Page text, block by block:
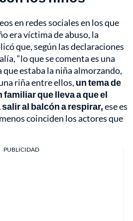
en redes sociales en los que
era víctima de abuso, la
que, según las declaraciones
“lo que se comenta es una
estaba la niña almorzando,
riña entre ellos, un tema de
que lleva a que el
salir al balcón a respirar,ese es
coinciden los actores que
PUBLICIDAD